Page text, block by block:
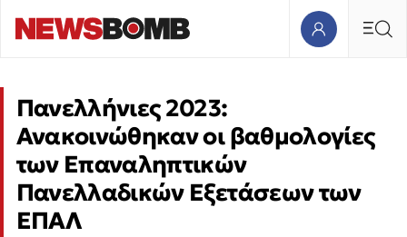
Πανελλήνιες 2023:
Ανακοινώθηκαν οι βαθμολογίες
των Επαναληπτικών
Πανελλαδικών Εξετάσεων των
ΕΠΑΛ